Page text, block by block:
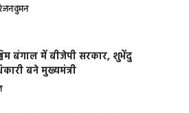
वुमन
बंगाल में बीजेपी सरकार, शुभेंदु
बने मुख्यमंत्री